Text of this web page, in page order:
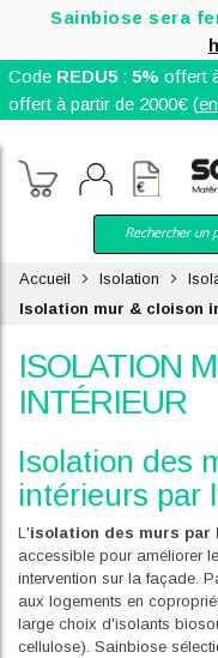
Sainbiose sera
Code REDU5: 5% offert
offert à partir de 2000€ (
Accueil Isolation
Isolation mur & cloison
ISOLATION
INTÉRIEUR
Isolation des
intérieurs par
L'isolation des murs
accessible pour améliorer
intervention sur la façade.
aux logements en
large choix d'isolants
cellulose). Sainbiose